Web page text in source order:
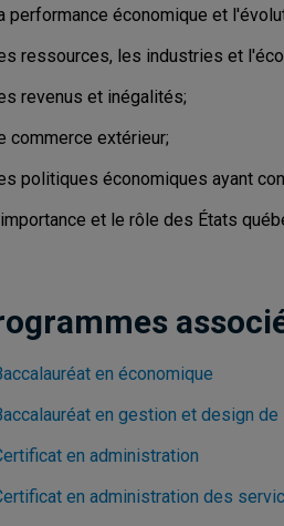
performance économique et
ressources, les industries et
revenus et inégalités;
commerce extérieur;
politiques économiques ayant
et le rôle des États
en économique
en gestion et design de
en administration
en administration des